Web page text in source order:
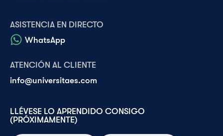
ASISTENCIA EN DIRECTO
WhatsApp
ATENCIÓN AL CLIENTE
info@universitaes.com
LLÉVESE LO APRENDIDO CONSIGO
(PRÓXIMAMENTE)